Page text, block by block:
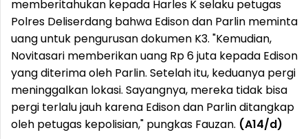
memberitahukan kepada Harles K selaku petugas
Polres Deliserdang bahwa Edison dan Parlin meminta
uang untuk pengurusan dokumen K3. "Kemudian,
Novitasari memberikan uang Rp 6 juta kepada Edison
yang diterima oleh Parlin. Setelah itu, keduanya pergi
meninggalkan lokasi. Sayangnya, mereka tidak bisa
pergi terlalu jauh karena Edison dan Parlin ditangkap
oleh petugas kepolisian," pungkas Fauzan. (A14/d)